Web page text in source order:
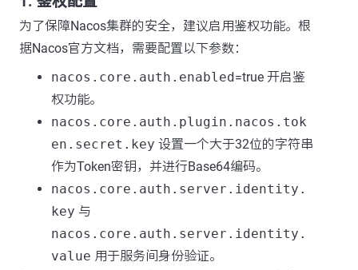
为了保障Nacos集群的安全，建议启用鉴权功能。根
据Nacos官方文档，需要配置以下参数：
nacos.core.auth.enabled=true 开启鉴
权功能。
nacos.core.auth.plugin.nacos.tok
en.secret.key 设置一个大于32位的字符串
作为Token密钥，并进行Base64编码。
nacos.core.auth.server.identity.
key 与
nacos.core.auth.server.identity.
value 用于服务间身份验证。